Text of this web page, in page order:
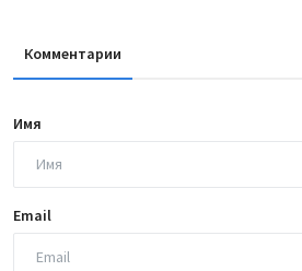
Комментарии
Имя
Email